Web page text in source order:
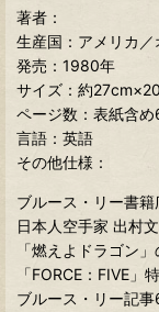
著者：
生産国：アメリカ
発売：1980年
サイズ：約
ページ数：表紙含
言語：英語
その他仕様：
ブルース・リー書籍
日本人空手家 出村
「燃えよドラゴン
「FORCE：FIVE」
ブルース・リー記